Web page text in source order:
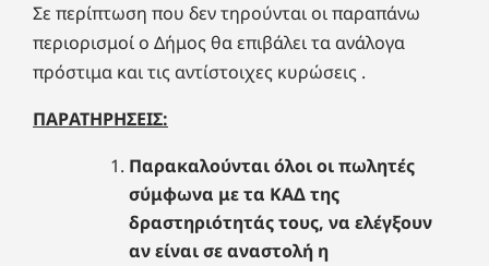
Σε περίπτωση που δεν τηρούνται οι παραπάνω
περιορισμοί ο Δήμος θα επιβάλει τα ανάλογα
πρόστιμα και τις αντίστοιχες κυρώσεις .
ΠΑΡΑΤΗΡΗΣΕΙΣ:
Παρακαλούνται όλοι οι πωλητές
σύμφωνα με τα ΚΑΔ της
δραστηριότητάς τους, να ελέγξουν
αν είναι σε αναστολή η